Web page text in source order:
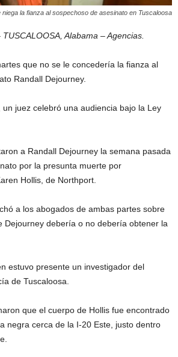
niega la fianza al sospechoso de asesinato en Tuscaloosa
Alabama – Agencias.
que no se le concedería la fianza al
Randall Dejourney.
juez celebró una audiencia bajo la Ley
a Randall Dejourney la semana pasada
por la presunta muerte por
Hollis, de Northport.
a los abogados de ambas partes sobre
Dejourney debería o no debería obtener la
estuvo presente un investigador del
de Tuscaloosa.
que el cuerpo de Hollis fue encontrado
negra cerca de la I-20 Este, justo dentro